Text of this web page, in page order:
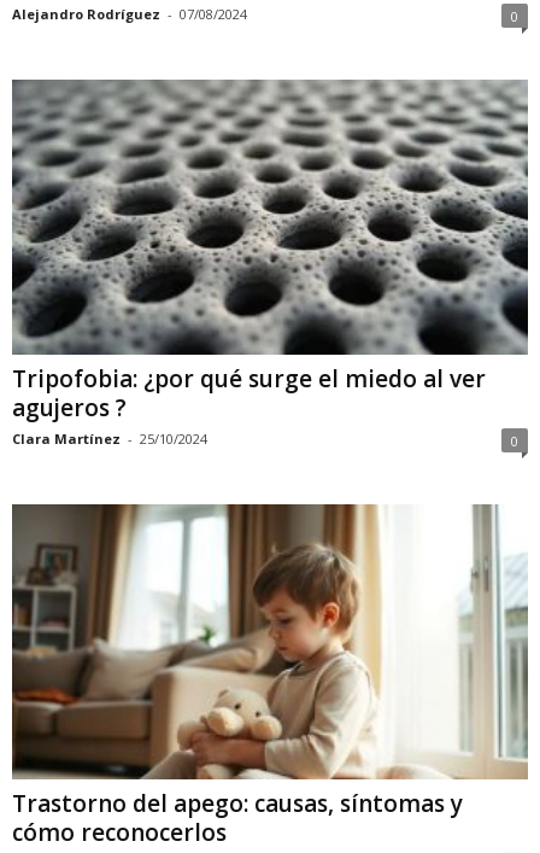
Alejandro Rodríguez - 07/08/2024 0
Tripofobia: ¿por qué surge el miedo al ver
agujeros ?
Clara Martínez - 25/10/2024 0
Trastorno del apego: causas, síntomas y
cómo reconocerlos